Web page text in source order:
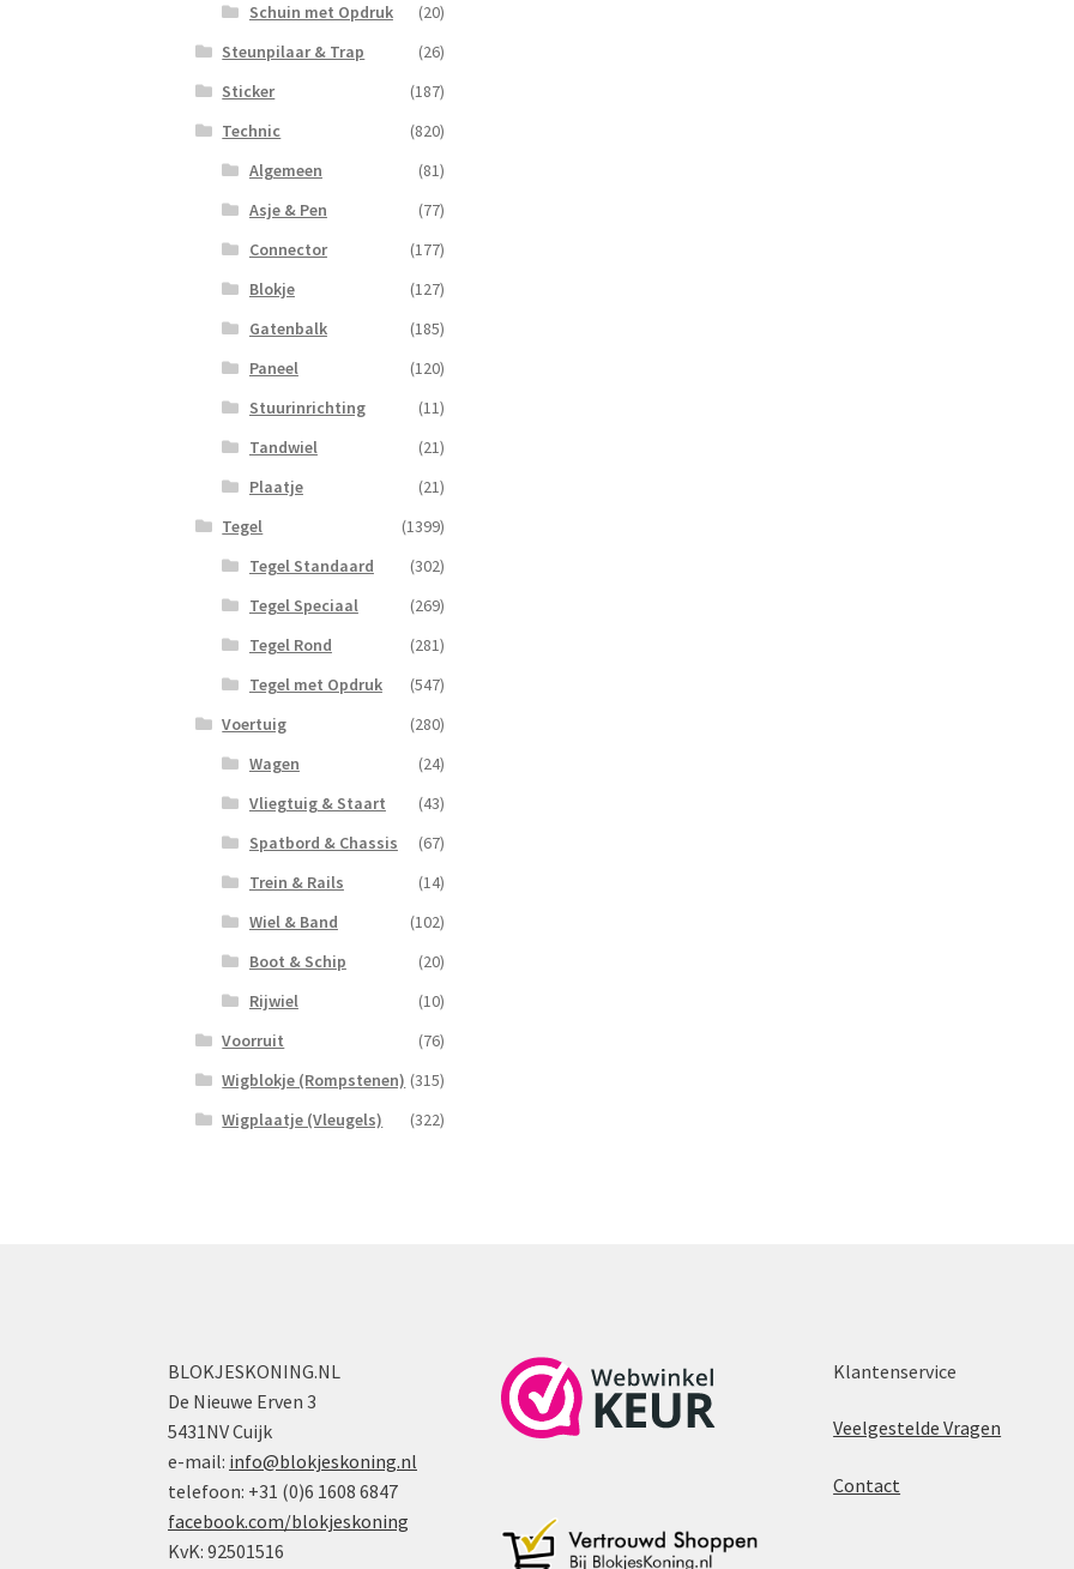
Schuin met Opdruk
(20)
Steunpilaar & Trap
(26)
Sticker
(187)
Technic
(820)
Algemeen
(81)
Asje & Pen
(77)
Connector
(177)
Blokje
(127)
Gatenbalk
(185)
Paneel
(120)
Stuurinrichting
(11)
Tandwiel
(21)
Plaatje
(21)
Tegel
(1399)
Tegel Standaard
(302)
Tegel Speciaal
(269)
Tegel Rond
(281)
Tegel met Opdruk
(547)
Voertuig
(280)
Wagen
(24)
Vliegtuig & Staart
(43)
Spatbord & Chassis
(67)
Trein & Rails
(14)
Wiel & Band
(102)
Boot & Schip
(20)
Rijwiel
(10)
Voorruit
(76)
Wigblokje (Rompstenen) (315)
Wigplaatje (Vleugels)
(322)
BLOKJESKONING.NL
De Nieuwe Erven 3
5431NV Cuijk
e-mail: info@blokjeskoning.nl
telefoon: +31 (0)6 1608 6847
facebook.com/blokjeskoning
KvK: 92501516
Klantenservice
Veelgestelde Vragen
Contact